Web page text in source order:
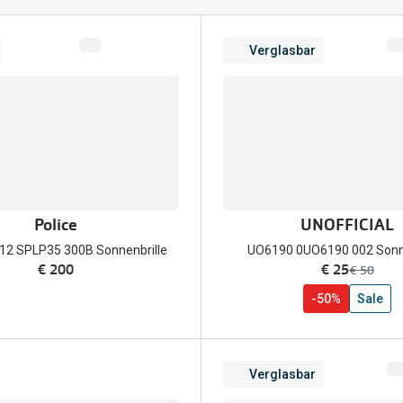
FreshLook®
Police
12 SPLP35 300B Sonnenbrille
€ 200
Verglasbar
UNOFFICIAL
UO6190 0UO6190 002
jetzt:
€ 25Vorher:
€ 50
-50% Sale
Verglasbar